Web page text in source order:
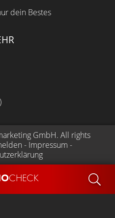
CHECK
dein Bestes
GmbH. All rights
- Impressum -